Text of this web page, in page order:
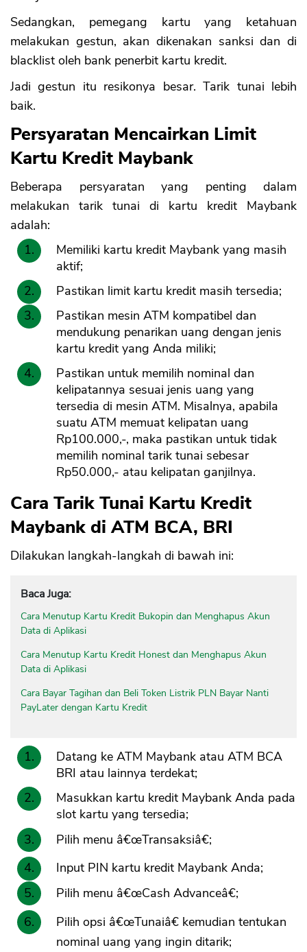
Sedangkan, pemegang kartu yang ketahuan
melakukan gestun, akan dikenakan sanksi dan di
blacklist oleh bank penerbit kartu kredit.
Jadi gestun itu resikonya besar. Tarik tunai lebih
baik.
Persyaratan Mencairkan Limit
Kartu Kredit Maybank
Beberapa persyaratan yang penting dalam
melakukan tarik tunai di kartu kredit Maybank
adalah:
Memiliki kartu kredit Maybank yang masih
aktif;
Pastikan limit kartu kredit masih tersedia;
Pastikan mesin ATM kompatibel dan
mendukung penarikan uang dengan jenis
kartu kredit yang Anda miliki;
Pastikan untuk memilih nominal dan
kelipatannya sesuai jenis uang yang
tersedia di mesin ATM. Misalnya, apabila
suatu ATM memuat kelipatan uang
Rp100.000,-, maka pastikan untuk tidak
memilih nominal tarik tunai sebesar
Rp50.000,- atau kelipatan ganjilnya.
Cara Tarik Tunai Kartu Kredit
Maybank di ATM BCA, BRI
Dilakukan langkah-langkah di bawah ini:
Baca Juga:
Cara Menutup Kartu Kredit Bukopin dan Menghapus Akun
Data di Aplikasi
Cara Menutup Kartu Kredit Honest dan Menghapus Akun
Data di Aplikasi
Cara Bayar Tagihan dan Beli Token Listrik PLN Bayar Nanti
PayLater dengan Kartu Kredit
Datang ke ATM Maybank atau ATM BCA
BRI atau lainnya terdekat;
Masukkan kartu kredit Maybank Anda pada
slot kartu yang tersedia;
Pilih menu â€œTransaksiâ€;
Input PIN kartu kredit Maybank Anda;
Pilih menu â€œCash Advanceâ€;
Pilih opsi â€œTunaiâ€ kemudian tentukan
nominal uang yang ingin ditarik;